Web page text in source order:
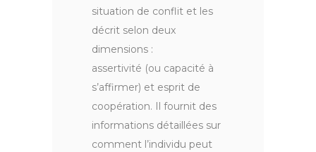
situation de conflit et les
décrit selon deux
dimensions :
assertivité (ou capacité à
s’affirmer) et esprit de
coopération. Il fournit des
informations détaillées sur
comment l’individu peut